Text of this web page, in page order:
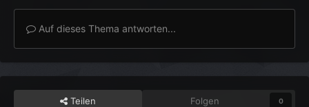
Auf dieses Thema antworten...
Teilen Folgen 0